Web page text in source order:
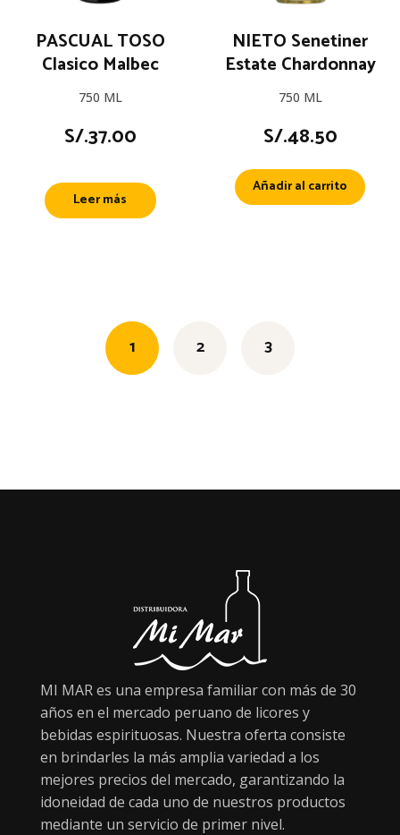
PASCUAL TOSO
Clasico Malbec
750 ML
S/.37.00
Leer más
NIETO Senetiner
Estate Chardonnay
750 ML
S/.48.50
Añadir al carrito
1 2 3
MI MAR es una empresa familiar con más de 30
años en el mercado peruano de licores y
bebidas espirituosas. Nuestra oferta consiste
en brindarles la más amplia variedad a los
mejores precios del mercado, garantizando la
idoneidad de cada uno de nuestros productos
mediante un servicio de primer nivel.